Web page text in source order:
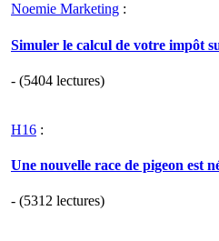
Noemie Marketing :
Simuler le calcul de votre impôt
- (5404 lectures)
H16 :
Une nouvelle race de pigeon est
- (5312 lectures)